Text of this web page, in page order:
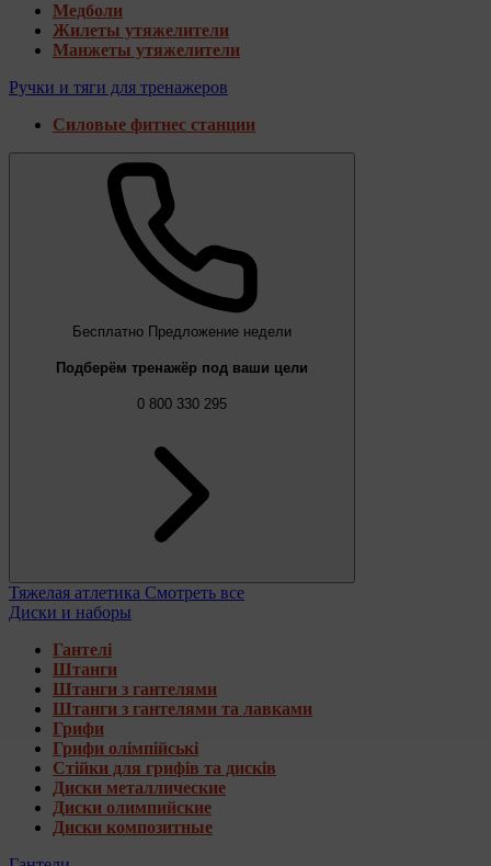
Медболи
Жилеты утяжелители
Манжеты утяжелители
Ручки и тяги для тренажеров
Силовые фитнес станции
Бесплатно Предложение недели
Подберём тренажёр под ваши цели
0 800 330 295
Тяжелая атлетика Смотреть все
Диски и наборы
Гантелі
Штанги
Штанги з гантелями
Штанги з гантелями та лавками
Грифи
Грифи олімпійські
Стійки для грифів та дисків
Диски металлические
Диски олимпийские
Диски композитные